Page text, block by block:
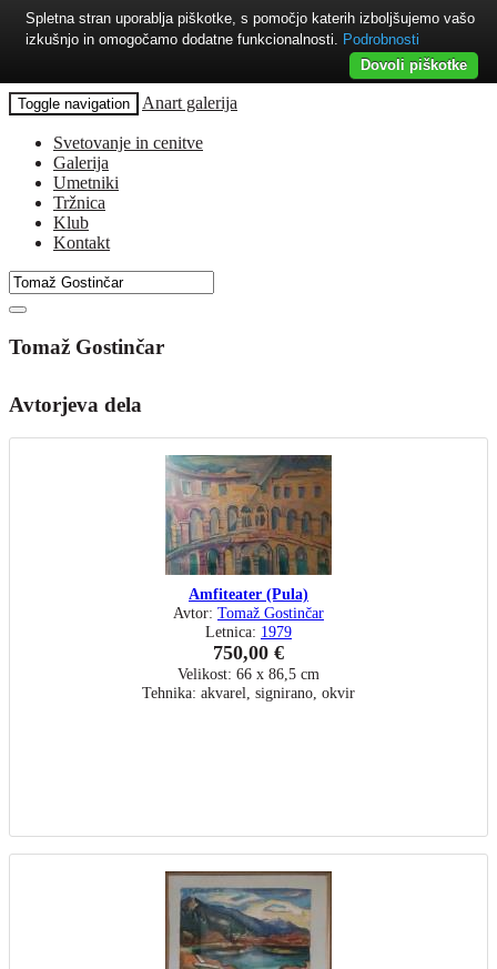
Toggle navigation Anart galerija
Svetovanje in cenitve
Galerija
Umetniki
Tržnica
Klub
Kontakt
Tomaž Gostinčar
Avtorjeva dela
Amfiteater (Pula)
Avtor: Tomaž Gostinčar
Letnica: 1979
750,00 €
Velikost: 66 x 86,5 cm
Tehnika: akvarel, signirano, okvir
Spletna stran uporablja piškotke, s pomočjo katerih izboljšujemo vašo
izkušnjo in omogočamo dodatne funkcionalnosti. Podrobnosti
Dovoli piškotke